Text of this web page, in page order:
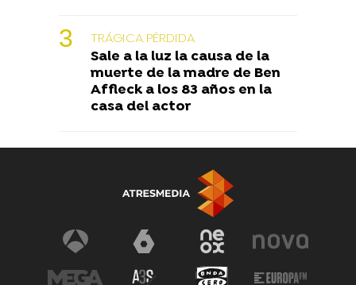
TRÁGICA PÉRDIDA
Sale a la luz la causa de la
muerte de la madre de Ben
Affleck a los 83 años en la
casa del actor